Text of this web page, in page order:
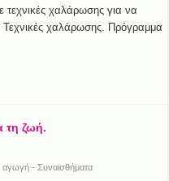
τεχνικές χαλάρωσης για να
χαλάρωσης. Πρόγραμμα
τη ζωή.
αγωγή - Συναισθήματα